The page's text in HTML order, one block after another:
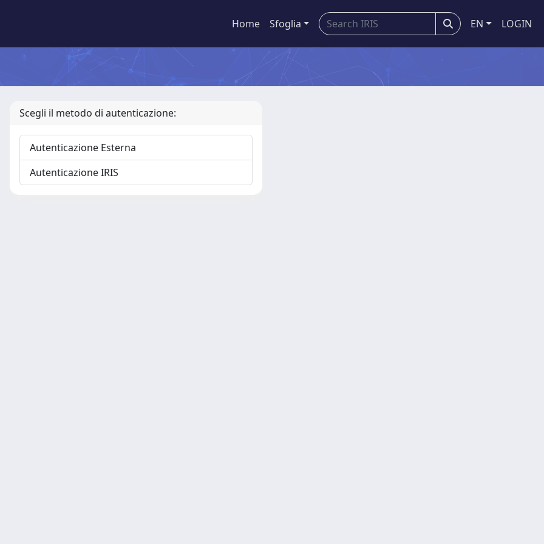
Home Sfoglia EN LOGIN
Scegli il metodo di autenticazione:
Autenticazione Esterna
Autenticazione IRIS